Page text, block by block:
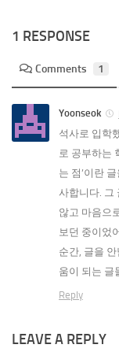
1 RESPONSE
Comments 1
Yoonseok
석사로 입학
로 공부하는
는 점’이란
사합니다. 그
않고 마음으
보던 중이었
순간, 글을
움이 되는 글
Reply
LEAVE A REPLY